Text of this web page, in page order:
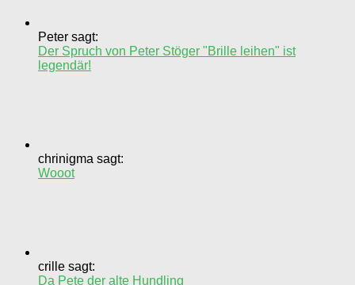
Peter sagt:
Der Spruch von Peter Stöger "Brille leihen" ist
legendär!
chrinigma sagt:
Wooot
crille sagt:
Da Pete der alte Hundling